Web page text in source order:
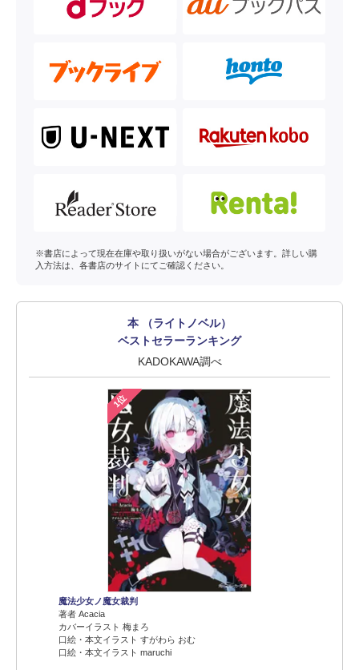
※書店によって現在在庫や取り扱いがない場合がございます。詳しい購
入方法は、各書店のサイトにてご確認ください。
本 （ライトノベル）
ベストセラーランキング
KADOKAWA調べ
1位
魔法少女ノ魔女裁判
著者 Acacia
カバーイラスト 梅まろ
口絵・本文イラスト すがわら おむ
口絵・本文イラスト maruchi